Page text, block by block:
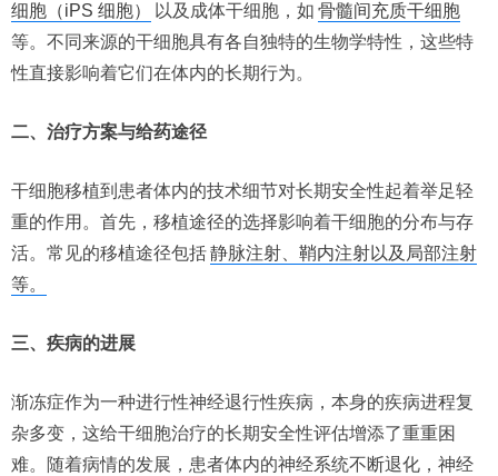
细胞（iPS 细胞）
以及成体干细胞，如 骨髓间充质干细胞
等。不同来源的干细胞具有各自独特的生物学特性，这些特
性直接影响着它们在体内的长期行为。
二、治疗方案与给药途径
干细胞移植到患者体内的技术细节对长期安全性起着举足轻
重的作用。首先，移植途径的选择影响着干细胞的分布与存
活。常见的移植途径包括静脉注射、鞘内注射以及局部注射
等。
三、疾病的进展
渐冻症作为一种进行性神经退行性疾病，本身的疾病进程复
杂多变，这给干细胞治疗的长期安全性评估增添了重重困
难。随着病情的发展，患者体内的神经系统不断退化，神经